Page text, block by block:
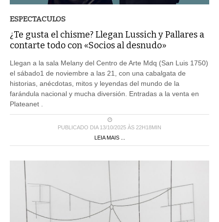
ESPECTACULOS
¿Te gusta el chisme? Llegan Lussich y Pallares a
contarte todo con «Socios al desnudo»
Llegan a la sala Melany del Centro de Arte Mdq (San Luis 1750)
el sábado1 de noviembre a las 21, con una cabalgata de
historias, anécdotas, mitos y leyendas del mundo de la
farándula nacional y mucha diversión. Entradas a la venta en
Plateanet .
PUBLICADO DIA 13/10/2025 ÀS 22H18MIN
LEIA MAIS ...